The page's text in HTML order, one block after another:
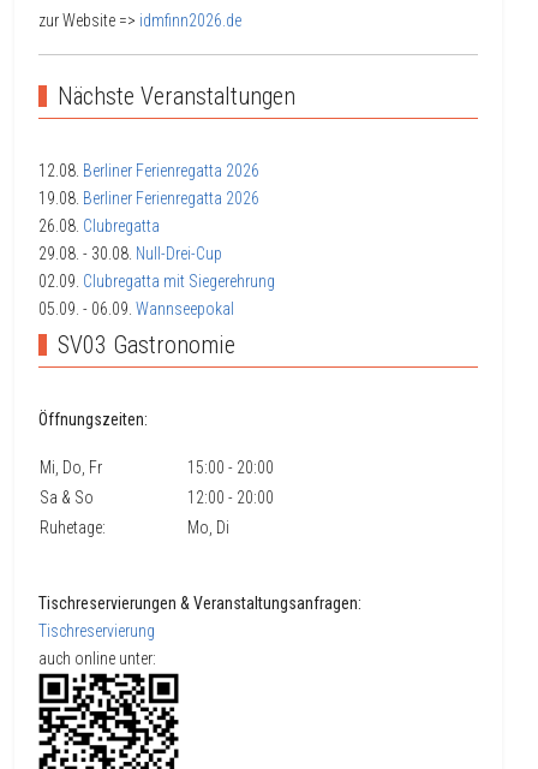
zur Website => idmfinn2026.de
Nächste Veranstaltungen
12.08. Berliner Ferienregatta 2026
19.08. Berliner Ferienregatta 2026
26.08. Clubregatta
29.08. - 30.08. Null-Drei-Cup
02.09. Clubregatta mit Siegerehrung
05.09. - 06.09. Wannseepokal
SV03 Gastronomie
Öffnungszeiten:
Mi, Do, Fr
15:00 - 20:00
Sa & So
12:00 - 20:00
Ruhetage:
Mo, Di
Tischreservierungen & Veranstaltungsanfragen:
Tischreservierung
auch online unter: